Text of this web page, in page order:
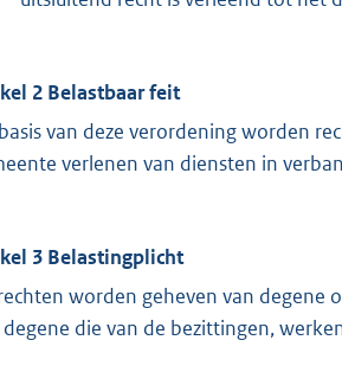
2 Belastbaar feit
van deze verordening worden
verlenen van diensten in
3 Belastingplicht
worden geheven van degene
die van de bezittingen,